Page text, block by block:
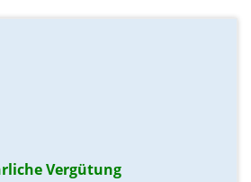
Vergütung